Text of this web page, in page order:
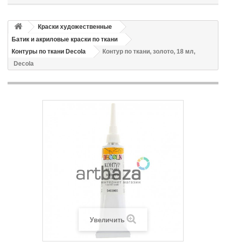
Краски художественные
Батик и акриловые краски по ткани
Контуры по ткани Decola
Контур по ткани, золото, 18 мл,
Decola
Увеличить